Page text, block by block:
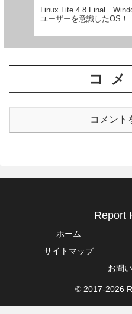
Linux Lite 4.8
ユーザーを意識したOS！
コ
コメント
Report
ホーム
サイトマップ
お問
© 2017-2026